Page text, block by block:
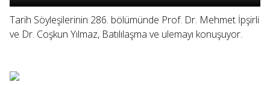
Tarih Söyleşilerinin 286. bölümünde Prof. Dr. Mehmet İpşirli
ve Dr. Coşkun Yılmaz, Batılılaşma ve ulemayı konuşuyor.